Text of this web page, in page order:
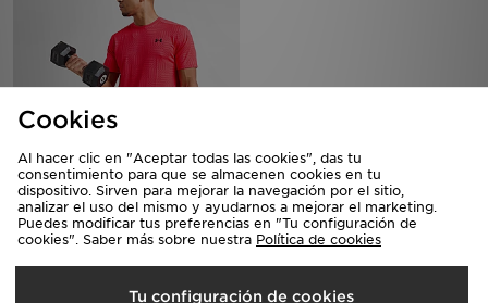
Under Armour Camiseta Vent
Geotessa
Antes40,00€
Cookies
Al hacer clic en "Aceptar todas las cookies", das tu
consentimiento para que se almacenen cookies en tu
dispositivo. Sirven para mejorar la navegación por el sitio,
analizar el uso del mismo y ayudarnos a mejorar el marketing.
Puedes modificar tus preferencias en "Tu configuración de
cookies". Saber más sobre nuestra Política de cookies
Tu configuración de cookies